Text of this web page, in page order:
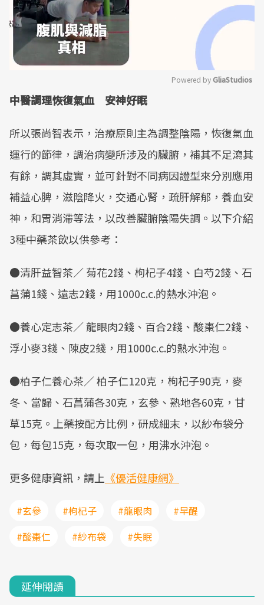
Powered by GliaStudios
中醫調理恢復氣血 安神好眠
所以張尚智表示，治療原則主為調整陰陽，恢復氣血
運行的節律，調治病變所涉及的臟腑，補其不足瀉其
有餘，調其虛實，並可針對不同病因證型來分別應用
補益心脾，滋陰降火，交通心腎，疏肝解郁，養血安
神，和胃消滯等法，以改善臟腑陰陽失調。以下介紹
3種中藥茶飲以供參考：
●清肝益智茶／ 菊花2錢、枸杞子4錢、白芍2錢、石
菖蒲1錢、遠志2錢，用1000c.c.的熱水沖泡。
●養心定志茶／ 龍眼肉2錢、百合2錢、酸棗仁2錢、
浮小麥3錢、陳皮2錢，用1000c.c.的熱水沖泡。
●柏子仁養心茶／ 柏子仁120克，枸杞子90克，麥
冬、當歸、石菖蒲各30克，玄參、熟地各60克，甘
草15克。上藥按配方比例，研成細末，以紗布袋分
包，每包15克，每次取一包，用沸水沖泡。
更多健康資訊，請上 《優活健康網》
#玄參 #枸杞子 #龍眼肉
#早醒
#酸棗仁
#紗布袋 #失眠
延伸閱讀